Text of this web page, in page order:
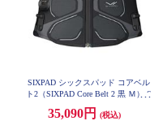
SIXPAD シックスパッド コアベル
ト2（SIXPAD Core Belt 2 黒 Ｍ） S
35,090円
(税込)